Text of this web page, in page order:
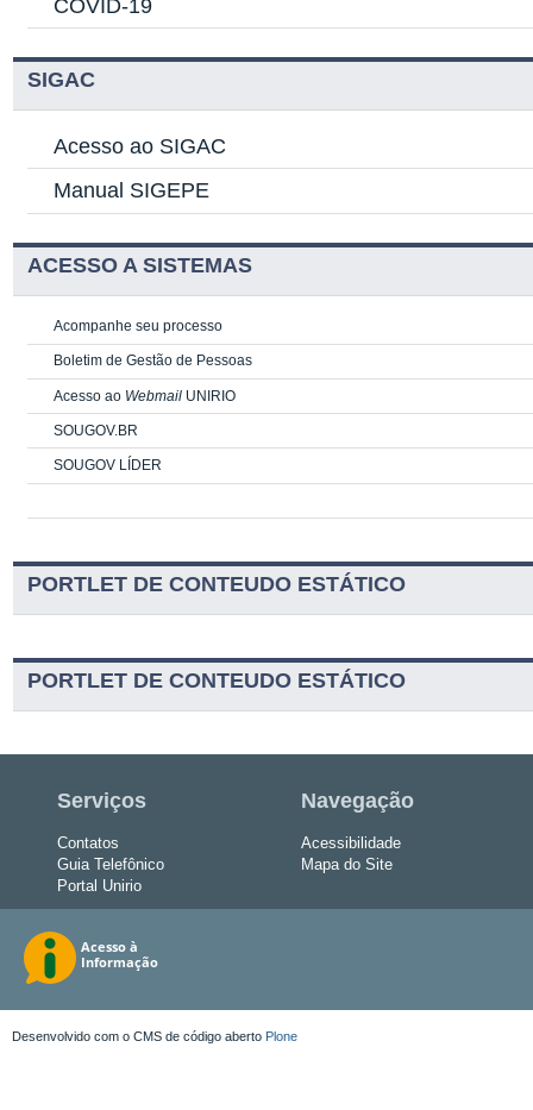
COVID-19
SIGAC
Acesso ao SIGAC
Manual SIGEPE
ACESSO A SISTEMAS
Acompanhe seu processo
Boletim de Gestão de Pessoas
Acesso ao Webmail UNIRIO
SOUGOV.BR
SOUGOV LÍDER
PORTLET DE CONTEUDO ESTÁTICO
PORTLET DE CONTEUDO ESTÁTICO
Serviços
Contatos
Guia Telefônico
Portal Unirio
Navegação
Acessibilidade
Mapa do Site
Desenvolvido com o CMS de código aberto Plone